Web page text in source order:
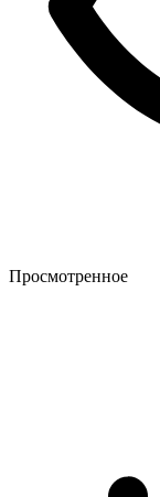
Просмотренное